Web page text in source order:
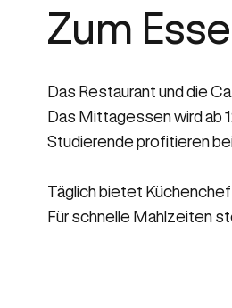
Zum
Das Restaurant und die
Das Mittagessen wird ab
Studierende profitieren
Täglich bietet
Für schnelle Mahlzeiten